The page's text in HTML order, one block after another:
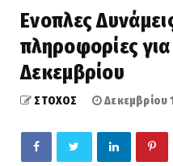
Ενοπλες
πληροφορίες για
Δεκεμβρίου
ΣΤΟΧΟΣ Δεκεμβρίου